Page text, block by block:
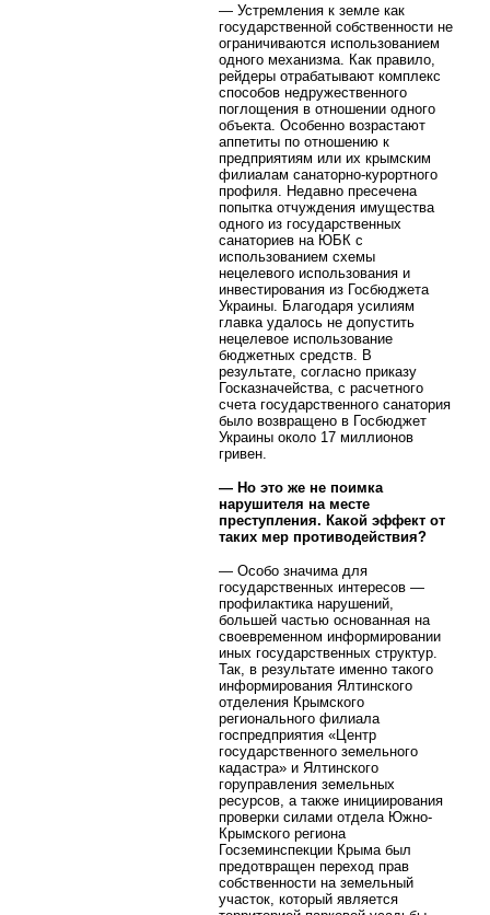
— Устремления к земле как
государственной собственности не
ограничиваются использованием
одного механизма. Как правило,
рейдеры отрабатывают комплекс
способов недружественного
поглощения в отношении одного
объекта. Особенно возрастают
аппетиты по отношению к
предприятиям или их крымским
филиалам санаторно-курортного
профиля. Недавно пресечена
попытка отчуждения имущества
одного из государственных
санаториев на ЮБК с
использованием схемы
нецелевого использования и
инвестирования из Госбюджета
Украины. Благодаря усилиям
главка удалось не допустить
нецелевое использование
бюджетных средств. В
результате, согласно приказу
Госказначейства, с расчетного
счета государственного санатория
было возвращено в Госбюджет
Украины около 17 миллионов
гривен.
— Но это же не поимка
нарушителя на месте
преступления. Какой эффект от
таких мер противодействия?
— Особо значима для
государственных интересов —
профилактика нарушений,
большей частью основанная на
своевременном информировании
иных государственных структур.
Так, в результате именно такого
информирования Ялтинского
отделения Крымского
регионального филиала
госпредприятия «Центр
государственного земельного
кадастра» и Ялтинского
горуправления земельных
ресурсов, а также инициирования
проверки силами отдела Южно-
Крымского региона
Госземинспекции Крыма был
предотвращен переход прав
собственности на земельный
участок, который является